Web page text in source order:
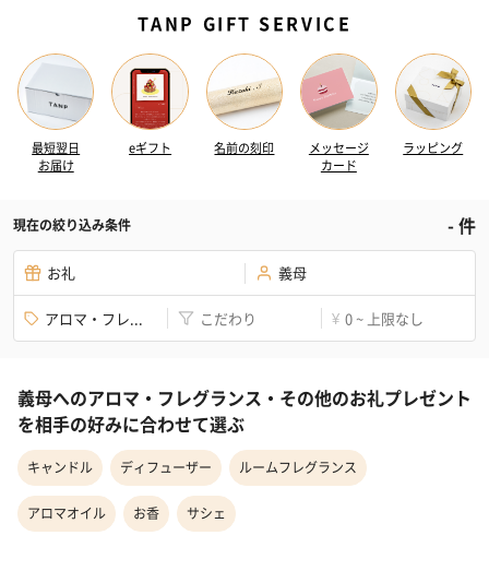
TANP GIFT SERVICE
最短翌日
お届け
eギフト 名前の刻印
メッセージ
カード
ラッピング
現在の絞り込み条件 -件
お礼 義母
アロマ・フレ... こだわり ¥ 0 ~ 上限なし
義母へのアロマ・フレグランス・その他のお礼プレゼント
を相手の好みに合わせて選ぶ
キャンドル ディフューザー ルームフレグランス
アロマオイル お香 サシェ